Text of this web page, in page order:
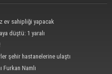
ev sahipliği yapacak
düştü: 1 yaralı
şehir hastanelerine ulaştı
Furkan Namlı